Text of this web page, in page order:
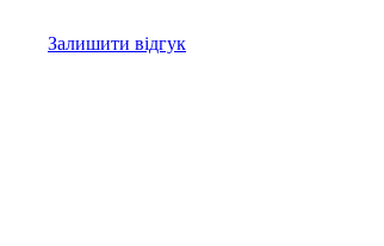
Залишити відгук